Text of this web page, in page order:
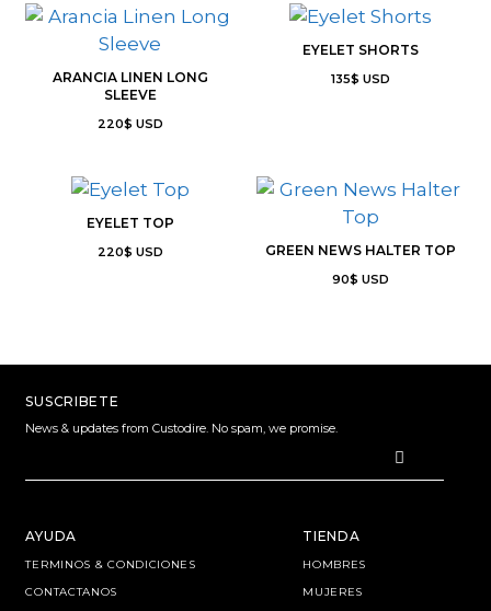
ARANCIA LINEN LONG
SLEEVE
220$ USD
EYELET SHORTS
135$ USD
EYELET TOP
220$ USD GREEN NEWS HALTER TOP
90$ USD
TIENDA
HOMBRES
MUJERES
AYUDA
TERMINOS & CONDICIONES
CONTACTANOS
SUSCRIBETE
News & updates from Custodire. No spam, we promise.